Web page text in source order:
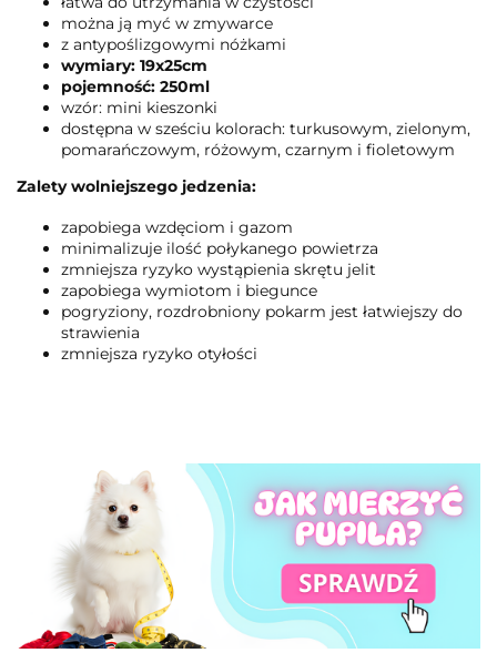
można ją myć w zmywarce
z antypoślizgowymi nóżkami
wymiary: 19x25cm
pojemność: 250ml
wzór: mini kieszonki
dostępna w sześciu kolorach: turkusowym, zielonym,
pomarańczowym, różowym, czarnym i fioletowym
Zalety wolniejszego jedzenia:
zapobiega wzdęciom i gazom
minimalizuje ilość połykanego powietrza
zmniejsza ryzyko wystąpienia skrętu jelit
zapobiega wymiotom i biegunce
pogryziony, rozdrobniony pokarm jest łatwiejszy do
strawienia
zmniejsza ryzyko otyłości